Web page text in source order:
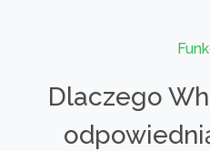
Dlaczego